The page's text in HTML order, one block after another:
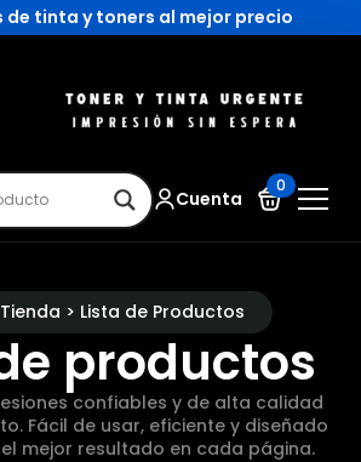
de tinta y toners al mejor precio
Cuenta
0
> Lista de Productos
productos
confiables y de alta calidad
Fácil de usar, eficiente y diseñado
mejor resultado en cada página.